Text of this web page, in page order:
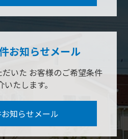
お知らせメール
いた お客様のご希望条件
たします。
知らせメール